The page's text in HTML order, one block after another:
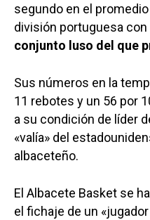
segundo en el
división portuguesa con
conjunto luso del que
Sus números en la
11 rebotes y un 56 por
a su condición de líder
«valía» del
albaceteño.
El Albacete Basket se
el fichaje de un